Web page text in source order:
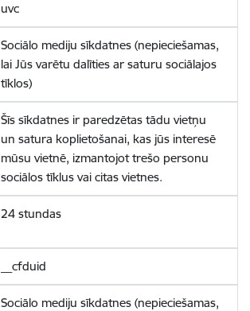
uvc
Sociālo mediju sīkdatnes (nepieciešamas,
lai Jūs varētu dalīties ar saturu sociālajos
tīklos)
Šīs sīkdatnes ir paredzētas tādu vietņu
un satura koplietošanai, kas jūs interesē
mūsu vietnē, izmantojot trešo personu
sociālos tīklus vai citas vietnes.
24 stundas
__cfduid
Sociālo mediju sīkdatnes (nepieciešamas,